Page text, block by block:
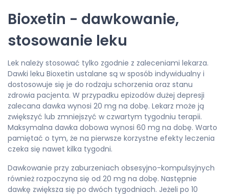
Bioxetin - dawkowanie,
stosowanie leku
Lek należy stosować tylko zgodnie z zaleceniami lekarza.
Dawki leku Bioxetin ustalane są w sposób indywidualny i
dostosowuje się je do rodzaju schorzenia oraz stanu
zdrowia pacjenta. W przypadku epizodów dużej depresji
zalecana dawka wynosi 20 mg na dobę. Lekarz może ją
zwiększyć lub zmniejszyć w czwartym tygodniu terapii.
Maksymalna dawka dobowa wynosi 60 mg na dobę. Warto
pamiętać o tym, że na pierwsze korzystne efekty leczenia
czeka się nawet kilka tygodni.
Dawkowanie przy zaburzeniach obsesyjno-kompulsyjnych
również rozpoczyna się od 20 mg na dobę. Następnie
dawkę zwiększa się po dwóch tygodniach. Jeżeli po 10